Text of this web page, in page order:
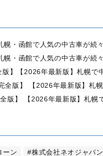
ーン
株式会社ネオジャパン